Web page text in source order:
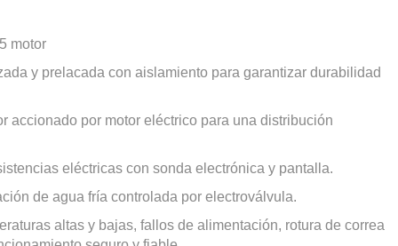
motor
y prelacada con aislamiento para garantizar durabilidad
accionado por motor eléctrico para una distribución
eléctricas con sonda electrónica y pantalla.
de agua fría controlada por electroválvula.
altas y bajas, fallos de alimentación, rotura de correa